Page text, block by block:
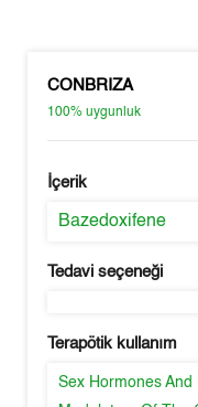
CONBRIZA
100%uygunluk
İçerik
Bazedoxifene
Tedavi seçeneği
Terapötik kullanım
Sex Hormones